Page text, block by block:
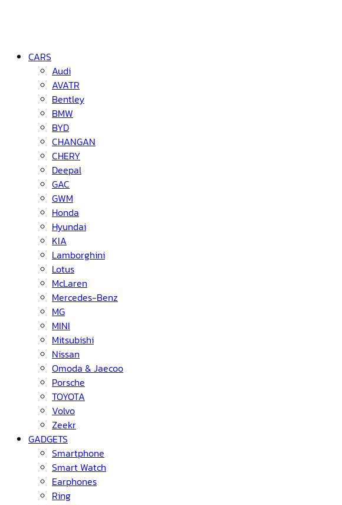
CARS
Audi
AVATR
Bentley
BMW
BYD
CHANGAN
CHERY
Deepal
GAC
GWM
Honda
Hyundai
KIA
Lamborghini
Lotus
McLaren
Mercedes-Benz
MG
MINI
Mitsubishi
Nissan
Omoda & Jaecoo
Porsche
TOYOTA
Volvo
Zeekr
GADGETS
Smartphone
Smart Watch
Earphones
Ring